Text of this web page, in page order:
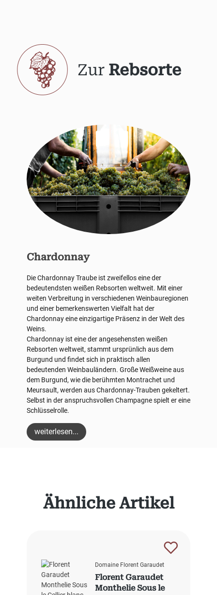
Produktgalerie überspringen
Ähnliche Artikel
Domaine Florent Garaudet
Florent Garaudet
Monthelie Sous le
Zur Rebsorte
Chardonnay
Die Chardonnay Traube ist zweifellos eine der
bedeutendsten weißen Rebsorten weltweit. Mit einer
weiten Verbreitung in verschiedenen Weinbauregionen
und einer bemerkenswerten Vielfalt hat der
Chardonnay eine einzigartige Präsenz in der Welt des
Weins.
Chardonnay ist eine der angesehensten weißen
Rebsorten weltweit, stammt ursprünlich aus dem
Burgund und findet sich in praktisch allen
bedeutenden Weinbauländern. Große Weißweine aus
dem Burgund, wie die berühmten Montrachet und
Meursault, werden aus Chardonnay-Trauben gekeltert.
Selbst in der anspruchsvollen Champagne spielt er eine
Schlüsselrolle.
weiterlesen...